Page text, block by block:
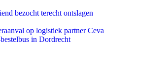
bezocht terecht ontslagen
op logistiek partner Ceva
in Dordrecht